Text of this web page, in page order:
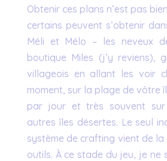
Obtenir ces plans n’est pas
certains peuvent s’obtenir
Méli et Mélo – les neveux
boutique Miles (j’y reviens),
villageois en allant les voir
moment, sur la plage de vôtre
par jour et très souvent
autres îles désertes. Le seul
système de crafting vient de
outils. À ce stade du jeu, je ne